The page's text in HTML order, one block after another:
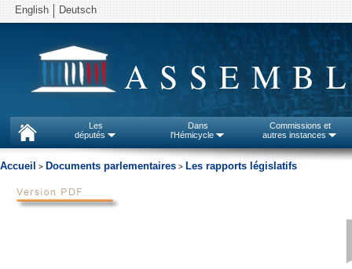
English Deutsch
Les
députés
Dans
l'Hémicycle
Commissions et
autres instances
Accueil > Documents parlementaires > Les rapports législatifs